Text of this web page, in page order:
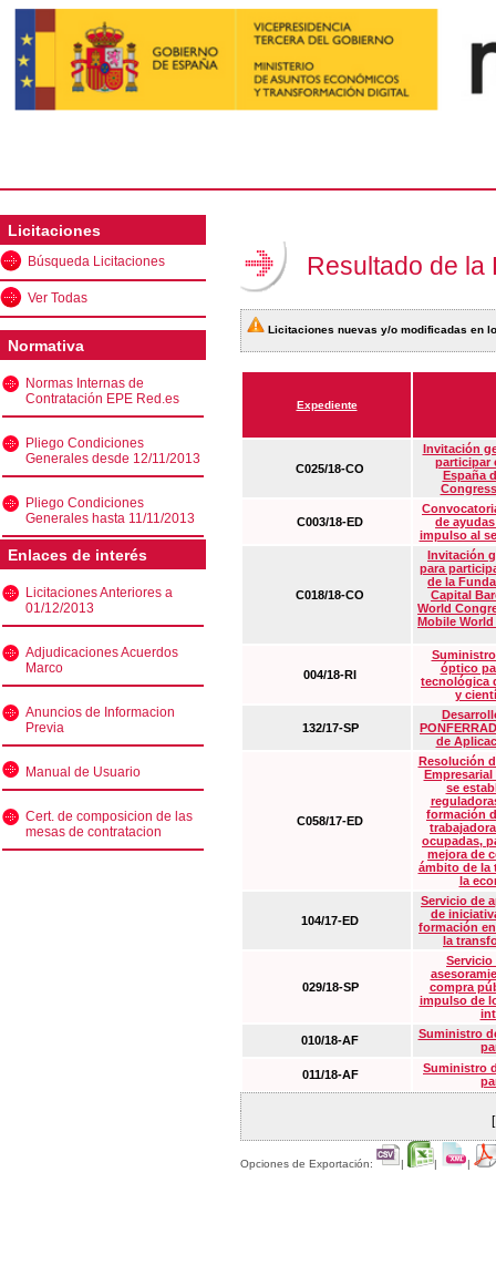
Licitaciones
Búsqueda Licitaciones
Ver Todas
Normativa
Normas Internas de
Contratación EPE Red.es
Pliego Condiciones
Generales desde 12/11/2013
Pliego Condiciones
Generales hasta 11/11/2013
Enlaces de interés
Licitaciones Anteriores a
01/12/2013
Adjudicaciones Acuerdos
Marco
Anuncios de Informacion
Previa
Manual de Usuario
Cert. de composicion de las
mesas de contratacion
Resultado de la
Licitaciones nuevas y/o modificadas en
Expediente
C025/18-CO
Invitación
participar
España
C003/18-ED
de
impulso al
C018/18-CO
Invitación
para
de la
Capital
World
Mobile
004/18-RI
óptico
tecnológica
y
132/17-SP
de
C058/17-ED
Resolución
Empresarial
se
formación
ocupadas,
mejora de
ámbito de la
la
104/17-ED
Servicio de
de
formación
la
029/18-SP
Servicio
compra
impulso de
010/18-AF
Suministro
011/18-AF
Suministro
Opciones de Exportación: | | |